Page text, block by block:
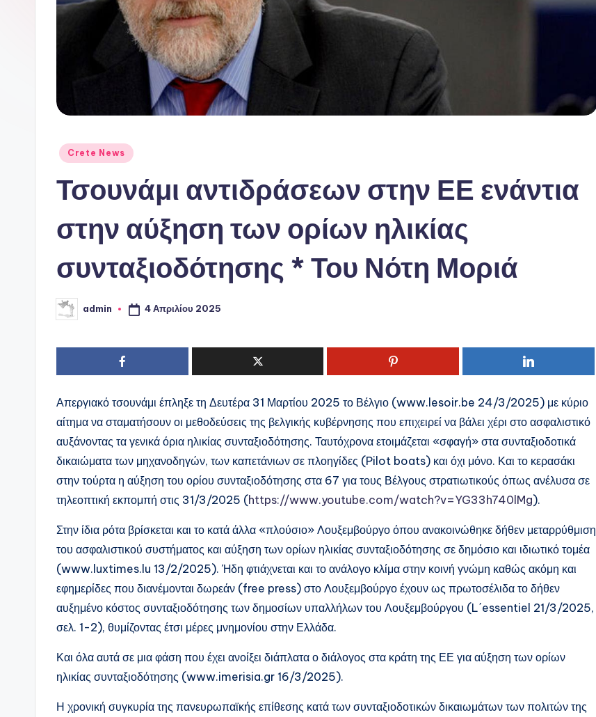
Αναρτήθηκε
Crete News
Τσουνάμι αντιδράσεων στην ΕΕ ενάντια
στην αύξηση των ορίων ηλικίας
συνταξιοδότησης * Του Νότη Μοριά
Συγγραφέας:
admin 4 Απριλίου 2025
Απεργιακό τσουνάμι έπληξε τη Δευτέρα 31 Μαρτίου 2025 το Βέλγιο (www.lesoir.be 24/3/2025) με κύριο
αίτημα να σταματήσουν οι μεθοδεύσεις της βελγικής κυβέρνησης που επιχειρεί να βάλει χέρι στο ασφαλιστικό
αυξάνοντας τα γενικά όρια ηλικίας συνταξιοδότησης. Ταυτόχρονα ετοιμάζεται «σφαγή» στα συνταξιοδοτικά
δικαιώματα των μηχανοδηγών, των καπετάνιων σε πλοηγίδες (Pilot boats) και όχι μόνο. Και το κερασάκι
στην τούρτα η αύξηση του ορίου συνταξιοδότησης στα 67 για τους Βέλγους στρατιωτικούς όπως ανέλυσα σε
τηλεοπτική εκπομπή στις 31/3/2025 (https://www.youtube.com/watch?v=YG33h740lMg).
Στην ίδια ρότα βρίσκεται και το κατά άλλα «πλούσιο» Λουξεμβούργο όπου ανακοινώθηκε δήθεν μεταρρύθμιση
του ασφαλιστικού συστήματος και αύξηση των ορίων ηλικίας συνταξιοδότησης σε δημόσιο και ιδιωτικό τομέα
(www.luxtimes.lu 13/2/2025). Ήδη φτιάχνεται και το ανάλογο κλίμα στην κοινή γνώμη καθώς ακόμη και
εφημερίδες που διανέμονται δωρεάν (free press) στο Λουξεμβούργο έχουν ως πρωτοσέλιδα το δήθεν
αυξημένο κόστος συνταξιοδότησης των δημοσίων υπαλλήλων του Λουξεμβούργου (L΄essentiel 21/3/2025,
σελ. 1-2), θυμίζοντας έτσι μέρες μνημονίου στην Ελλάδα.
Και όλα αυτά σε μια φάση που έχει ανοίξει διάπλατα ο διάλογος στα κράτη της ΕΕ για αύξηση των ορίων
ηλικίας συνταξιοδότησης (www.imerisia.gr 16/3/2025).
Η χρονική συγκυρία της πανευρωπαϊκής επίθεσης κατά των συνταξιοδοτικών δικαιωμάτων των πολιτών της